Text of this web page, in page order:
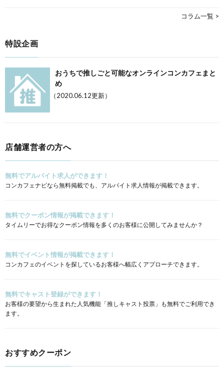
コラム一覧 >
特設企画
おうちで推しごと可能なオンラインコンカフェまと
め
（2020.06.12更新）
店舗運営者の方へ
無料でアルバイト求人ができます！
コンカフェナビなら無料掲載でも、アルバイト求人情報が掲載できます。
無料でクーポン情報が掲載できます！
タイムリーでお得なクーポン情報を多くのお客様に公開してみませんか？
無料でイベント情報が掲載できます！
コンカフェのイベントを探しているお客様へ幅広くアプローチできます。
無料でキャスト登録ができます！
お客様の要望から生まれた人気機能「推しキャスト投票」も無料でご利用でき
ます。
おすすめクーポン